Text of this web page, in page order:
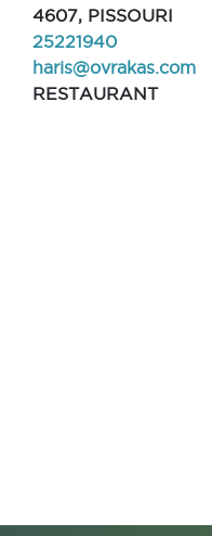
4607, PISSOURI
25221940
haris@ovrakas.com
RESTAURANT